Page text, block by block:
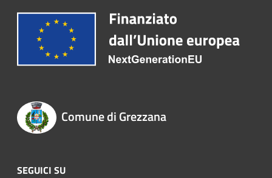
Comune di Grezzana
SEGUICI SU